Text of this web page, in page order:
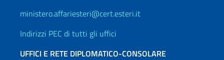
ministero.affariesteri@cert.esteri.it
Indirizzi PEC di tutti gli uffici
UFFICI E RETE DIPLOMATICO-CONSOLARE